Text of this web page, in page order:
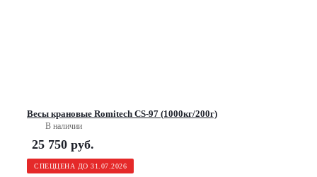
Весы крановые Romitech CS-97 (1000кг/200г)
В наличии
25 750 руб.
СПЕЦЦЕНА ДО 31.07.2026